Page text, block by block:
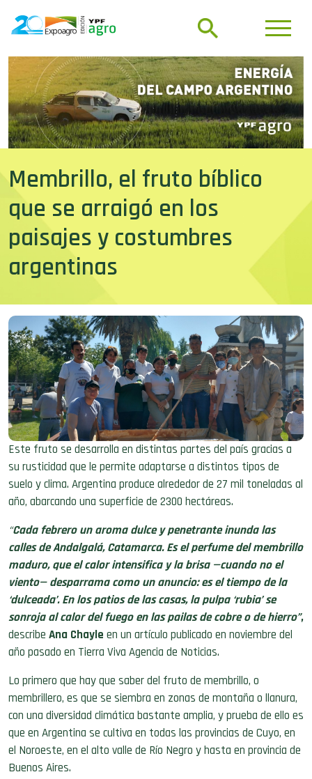
Membrillo, el fruto bíblico
que se arraigó en los
paisajes y costumbres
argentinas
Este fruto se desarrolla en distintas partes del país gracias a
su rusticidad que le permite adaptarse a distintos tipos de
suelo y clima. Argentina produce alrededor de 27 mil toneladas al
año, abarcando una superficie de 2300 hectáreas.
“Cada febrero un aroma dulce y penetrante inunda las
calles de Andalgalá, Catamarca. Es el perfume del membrillo
maduro, que el calor intensifica y la brisa —cuando no el
viento— desparrama como un anuncio: es el tiempo de la
‘dulceada’. En los patios de las casas, la pulpa ‘rubia’ se
sonroja al calor del fuego en las pailas de cobre o de hierro”,
describe Ana Chayle en un artículo publicado en noviembre del
año pasado en Tierra Viva Agencia de Noticias.
Lo primero que hay que saber del fruto de membrillo, o
membrillero, es que se siembra en zonas de montaña o llanura,
con una diversidad climática bastante amplia, y prueba de ello es
que en Argentina se cultiva en todas las provincias de Cuyo, en
el Noroeste, en el alto valle de Río Negro y hasta en provincia de
Buenos Aires.